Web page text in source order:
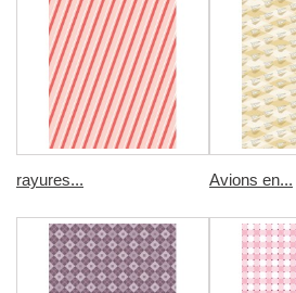
rayures... Avions en...